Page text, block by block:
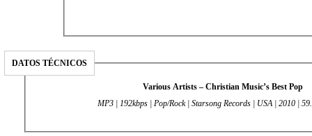
DATOS TÉCNICOS
Various Artists – Christian Music’s Best Pop
MP3 | 192kbps | Pop/Rock | Starsong Records | USA | 2010 |